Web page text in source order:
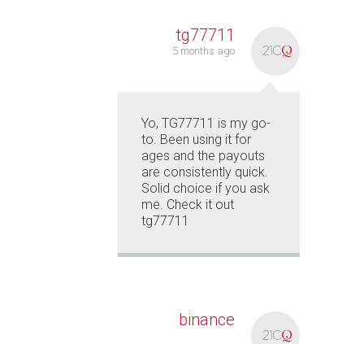
tg77711
5 months ago
Yo, TG77711 is my go-
to. Been using it for
ages and the payouts
are consistently quick.
Solid choice if you ask
me. Check it out
tg77711
binance